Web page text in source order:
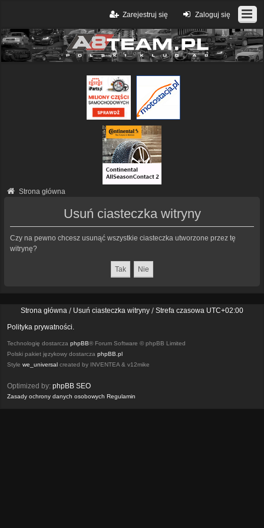
Zaloguj się
Zarejestruj się
Strona główna
Usuń ciasteczka witryny
Czy na pewno chcesz usunąć wszystkie ciasteczka utworzone przez tę
witrynę?
Strona główna Usuń ciasteczka witryny Strefa czasowa UTC+02:00
Polityka prywatności.
Technologię dostarcza phpBB® Forum Software © phpBB Limited
Polski pakiet językowy dostarcza phpBB.pl
Style we_universal created by INVENTEA & v12mike
Optimized by: phpBB SEO
Zasady ochrony danych osobowych Regulamin